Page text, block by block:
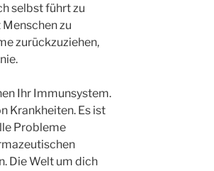
selbst führt zu
zu
zurückzuziehen,
Ihr Immunsystem.
Krankheiten. Es ist
Probleme
Die Welt um dich